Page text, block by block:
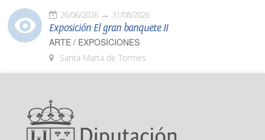
26/06/2026 31/08/2026
Exposición El gran banquete II
ARTE / EXPOSICIONES
Santa Marta de Tormes